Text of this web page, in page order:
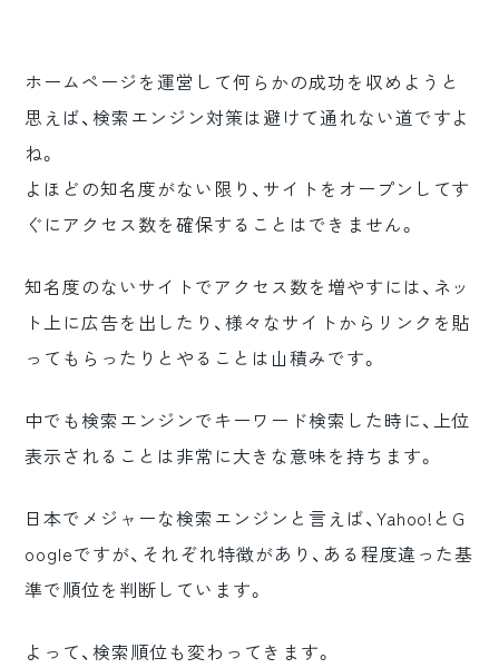
ロゴマーク制作
ホームページを運営して何らかの成功を収めようと
思えば、検索エンジン対策は避けて通れない道ですよ
ね。
よほどの知名度がない限り、サイトをオープンしてす
ぐにアクセス数を確保することはできません。
知名度のないサイトでアクセス数を増やすには、ネッ
ト上に広告を出したり、様々なサイトからリンクを貼
ってもらったりとやることは山積みです。
中でも検索エンジンでキーワード検索した時に、上位
表示されることは非常に大きな意味を持ちます。
日本でメジャーな検索エンジンと言えば、Yahoo!とG
oogleですが、それぞれ特徴があり、ある程度違った基
準で順位を判断しています。
よって、検索順位も変わってきます。